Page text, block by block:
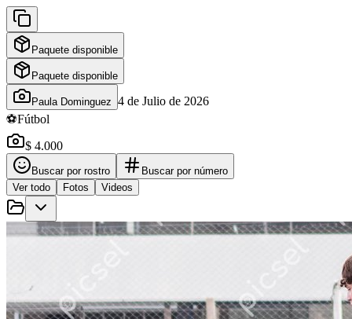
Paquete disponible
Paquete disponible
Paula Dominguez 4 de Julio de 2026
⚽Fútbol
$ 4.000
Buscar por rostro
Buscar por número
Ver todo
Fotos Videos